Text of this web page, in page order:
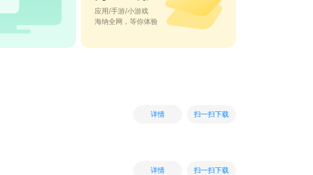
应用/手游/小游戏
海纳全网，等你体验
详情 扫一扫下载
详情 扫一扫下载